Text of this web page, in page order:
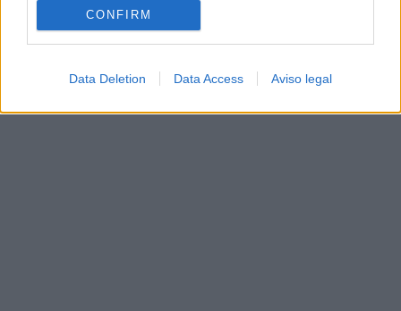
CONFIRM
Data Deletion Data Access Aviso legal